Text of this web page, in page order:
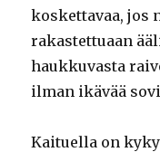
koskettavaa, jos
rakastettuaan
haukkuvasta
ilman ikävää
Kaituella on